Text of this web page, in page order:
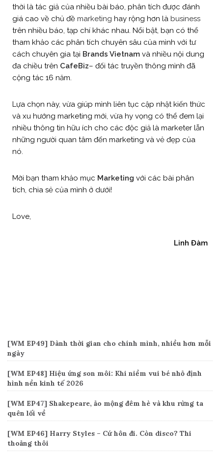
thời là tác giả của nhiều bài báo, phân tích được đánh
giá cao về chủ đề marketing hay rộng hơn là business
trên nhiều báo, tạp chí khác nhau. Nổi bật, bạn có thể
tham khảo các phân tích chuyên sâu của mình với tư
cách chuyên gia tại Brands Vietnam và nhiều nội dung
đa chiều trên CafeBiz– đối tác truyền thông mình đã
cộng tác 16 năm.
Lựa chọn này, vừa giúp mình liên tục cập nhật kiến thức
và xu hướng marketing mới, vừa hy vọng có thể đem lại
nhiều thông tin hữu ích cho các độc giả là marketer lẫn
những người quan tâm đến marketing và vẻ đẹp của
nó.
Mời bạn tham khảo mục Marketing với các bài phân
tích, chia sẻ của mình ở dưới!
Love,
Linh Đàm
[WM EP49] Dành thời gian cho chính mình, nhiều hơn mỗi
ngày
[WM EP48] Hiệu ứng son môi: Khi niềm vui bé nhỏ định
hình nền kinh tế 2026
[WM EP47] Shakepeare, ảo mộng đêm hè và khu rừng ta
quên lối về
[WM EP46] Harry Styles – Cứ hôn đi. Còn disco? Thi
thoảng thôi